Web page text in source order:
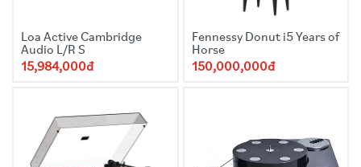
Loa Active Cambridge
Audio L/R S
15,984,000đ
Fennessy Donut i5 Years of
Horse
150,000,000đ